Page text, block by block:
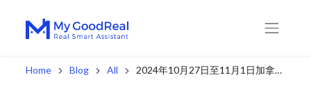
Home Blog All 2024年10月27日至11月1日加拿大及温哥华一周地产新闻精选